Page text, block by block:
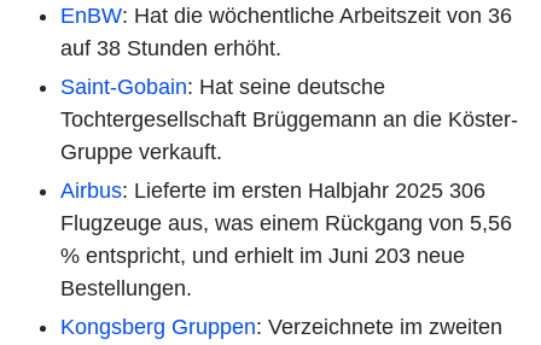
EnBW: Hat die wöchentliche Arbeitszeit von 36
auf 38 Stunden erhöht.
Saint-Gobain: Hat seine deutsche
Tochtergesellschaft Brüggemann an die Köster-
Gruppe verkauft.
Airbus: Lieferte im ersten Halbjahr 2025 306
Flugzeuge aus, was einem Rückgang von 5,56
% entspricht, und erhielt im Juni 203 neue
Bestellungen.
Kongsberg Gruppen: Verzeichnete im zweiten